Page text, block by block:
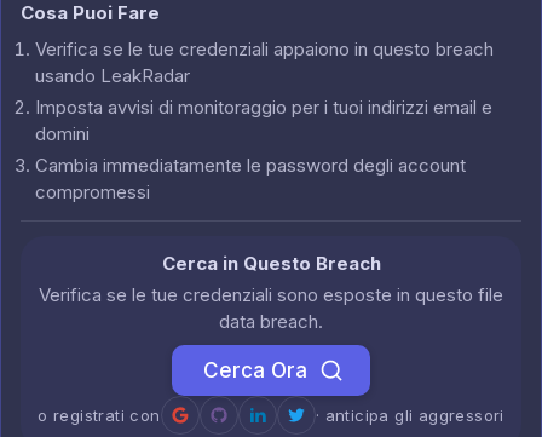
Cosa Puoi Fare
Verifica se le tue credenziali appaiono in questo breach
usando LeakRadar
Imposta avvisi di monitoraggio per i tuoi indirizzi email e
domini
Cambia immediatamente le password degli account
compromessi
Cerca in Questo Breach
Verifica se le tue credenziali sono esposte in questo file
data breach.
Cerca Ora
o registrati con · anticipa gli aggressori